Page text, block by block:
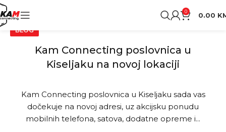
0 0.00
BLOG
Kam Connecting poslovnica u
Kiseljaku na novoj lokaciji
Kam Connecting poslovnica u Kiseljaku sada vas
dočekuje na novoj adresi, uz akcijsku ponudu
mobilnih telefona, satova, dodatne opreme i...